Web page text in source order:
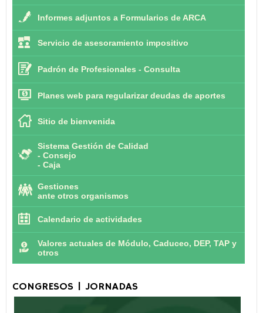
Informes adjuntos a Formularios de ARCA
Servicio de asesoramiento impositivo
Padrón de Profesionales - Consulta
Planes web para regularizar deudas de aportes
Sitio de bienvenida
Sistema Gestión de Calidad
- Consejo
- Caja
Gestiones
ante otros organismos
Calendario de actividades
Valores actuales de Módulo, Caduceo, DEP, TAP y
otros
CONGRESOS | JORNADAS